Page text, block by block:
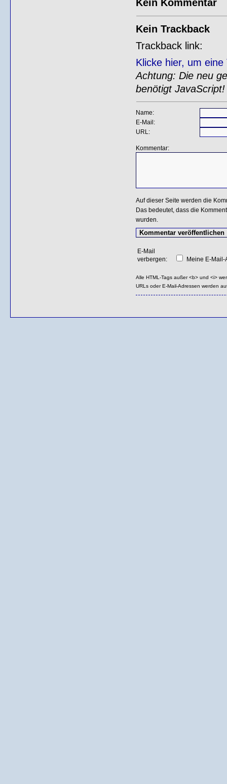
Kein Kommentar
Kein Trackback
Trackback link:
Klicke hier, um
Achtung: Die neu
benötigt JavaScript!
Name:
E-Mail:
URL:
Kommentar:
Auf dieser Seite werden die
Das bedeutet, dass die
wurden.
E-Mail
verbergen:
Meine E-
Alle HTML-Tags außer <b> und <i>
URLs oder E-Mail-Adressen werden